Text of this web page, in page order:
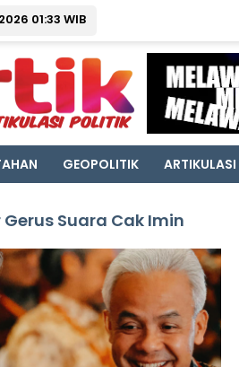
01:33 WIB
GEOPOLITIK
Suara Cak Imin